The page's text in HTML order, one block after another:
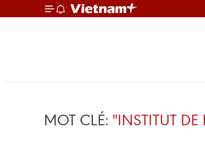
MOT CLÉ: "INSTITUT